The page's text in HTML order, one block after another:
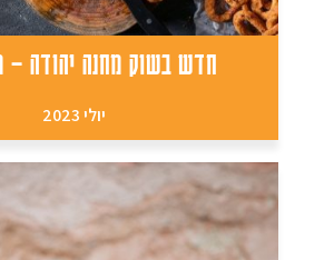
חדש בשוק מחנה יהודה –
יולי 2023